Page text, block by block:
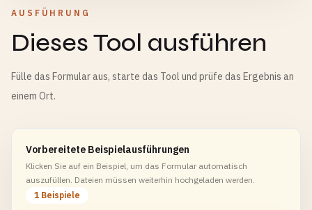
AUSFÜHRUNG
Dieses Tool ausführen
Fülle das Formular aus, starte das Tool und prüfe das Ergebnis an
einem Ort.
Vorbereitete Beispielausführungen
Klicken Sie auf ein Beispiel, um das Formular automatisch
auszufüllen. Dateien müssen weiterhin hochgeladen werden.
1 Beispiele